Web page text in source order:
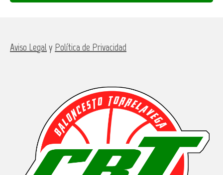
Aviso Legal y Política de Privacidad